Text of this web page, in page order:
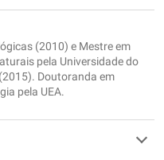
(2010) e Mestre em
pela Universidade do
Doutoranda em
pela UEA.